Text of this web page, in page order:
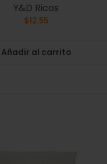
Y&D Ricos
$12.55
Añadir al carrito